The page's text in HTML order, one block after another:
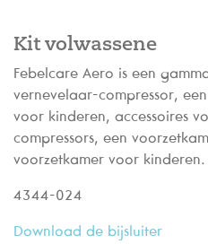
Kit volwassene
Febelcare Aero is een
vernevelaar-compressor,
voor kinderen, accessoires
compressors, een
voorzetkamer voor kinderen.
4344-024
Download de bijsluiter